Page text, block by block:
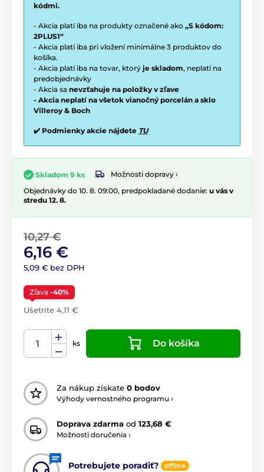
kódmi.
- Akcia platí iba na produkty označené ako „S kódom:
2PLUS1“
- Akcia platí iba pri vložení minimálne 3 produktov do
košíka.
- Akcia platí iba na tovar, ktorý je skladom, neplatí na
predobjednávky
- Akcia sa nevzťahuje na položky v zľave
- Akcia neplatí na všetok vianočný porcelán a sklo
Villeroy & Boch
✔️ Podmienky akcie nájdete TU
Skladom 9 ks
Možnosti dopravy ›
Objednávky do 10. 8. 09:00, predpokladané dodanie: u vás v
stredu 12. 8.
10,27 €
6,16 €
5,09 € bez DPH
Zľava -40%
Ušetríte 4,11 €
ks Do košíka
Za nákup získate 0 bodov
Výhody vernostného programu ›
Doprava zdarma od 123,68 €
Možnosti doručenia ›
Potrebujete poradiť? offline